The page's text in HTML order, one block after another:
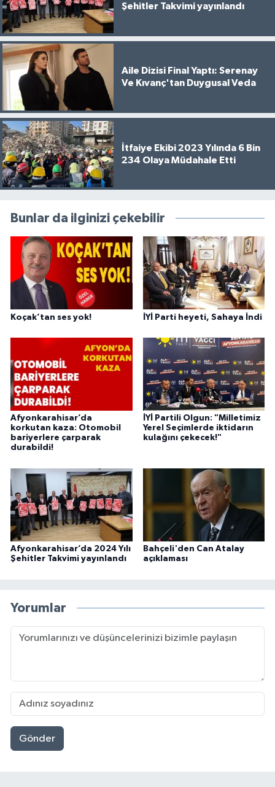
Şehitler Takvimi yayınlandı
Aile Dizisi Final Yaptı: Serenay
Ve Kıvanç'tan Duygusal Veda
İtfaiye Ekibi 2023 Yılında 6 Bin
234 Olaya Müdahale Etti
Bunlar da ilginizi çekebilir
Koçak’tan ses yok! İYİ Parti heyeti, Sahaya İndi
Afyonkarahisar’da
korkutan kaza: Otomobil
bariyerlere çarparak
durabildi!
İYİ Partili Olgun: "Milletimiz
Yerel Seçimlerde iktidarın
kulağını çekecek!"
Afyonkarahisar’da 2024 Yılı
Şehitler Takvimi yayınlandı
Bahçeli'den Can Atalay
açıklaması
Yorumlar
Gönder